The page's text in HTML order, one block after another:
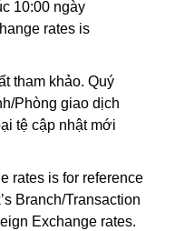
10:00 ngày
rates is
tham khảo. Quý
Phòng giao dịch
tệ cập nhật mới
rates is for reference
Branch/Transaction
Exchange rates.